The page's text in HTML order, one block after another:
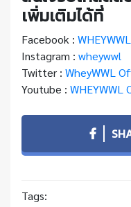
เพิ่มเติมได้ที่
Facebook : WHEYWWL
Instagram : wheywwl
Twitter : WheyWWL
Youtube : WHEYWWL
Tags: